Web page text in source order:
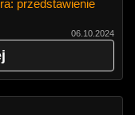
przedstawienie
06.10.2024